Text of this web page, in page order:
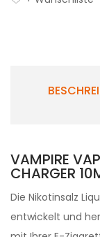
VAMPIRE
CHARGER
Die Nikotinsalz
entwickelt und